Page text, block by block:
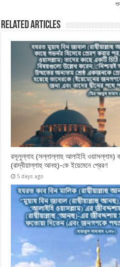
Related Articles
রসূলুল্লাহ (সল্লাল্লাহু আলাইহি ওয়াসল্লাম)
(রাদ্বীয়াল্লাহু আনহু)-কে ইয়েমেনে প্রেরণ
5 days ago